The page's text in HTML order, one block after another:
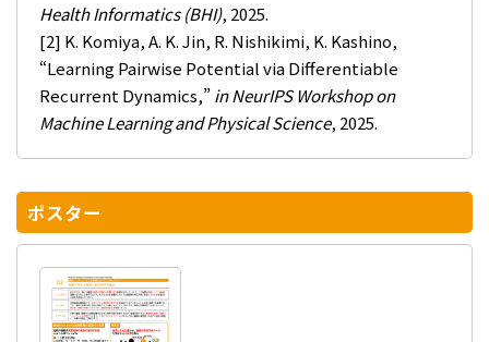
Health Informatics (BHI), 2025.
[2] K. Komiya, A. K. Jin, R. Nishikimi, K. Kashino,
“Learning Pairwise Potential via Differentiable
Recurrent Dynamics,”in NeurIPS Workshop on
Machine Learning and Physical Science, 2025.
ポスター